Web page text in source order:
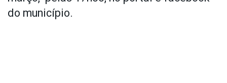
do município.